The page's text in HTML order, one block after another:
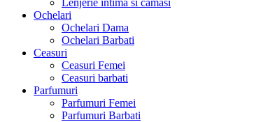
Ochelari
Ochelari Dama
Ochelari Barbati
Ceasuri
Ceasuri Femei
Ceasuri barbati
Parfumuri
Parfumuri Femei
Parfumuri Barbati